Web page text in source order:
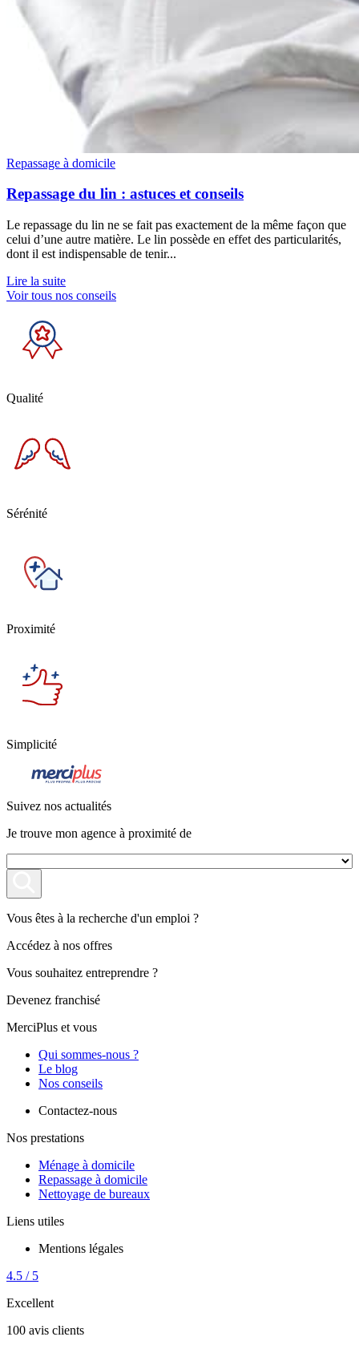
Repassage à domicile
Repassage du lin : astuces et conseils
Le repassage du lin ne se fait pas exactement de la même façon que
celui d’une autre matière. Le lin possède en effet des particularités,
dont il est indispensable de tenir...
Lire la suite
Voir tous nos conseils
Qualité
Sérénité
Proximité
Simplicité
Suivez nos actualités
Je trouve mon agence à proximité de
Vous êtes à la recherche d'un emploi ?
Accédez à nos offres
Vous souhaitez entreprendre ?
Devenez franchisé
MerciPlus et vous
Qui sommes-nous ?
Le blog
Nos conseils
Contactez-nous
Nos prestations
Ménage à domicile
Repassage à domicile
Nettoyage de bureaux
Liens utiles
Mentions légales
4.5 / 5
Excellent
100 avis clients